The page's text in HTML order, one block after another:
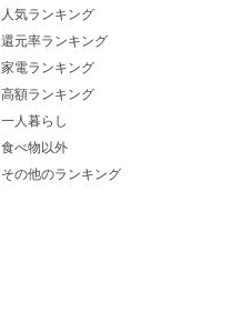
人気ランキング
還元率ランキング
家電ランキング
高額ランキング
一人暮らし
食べ物以外
その他のランキング